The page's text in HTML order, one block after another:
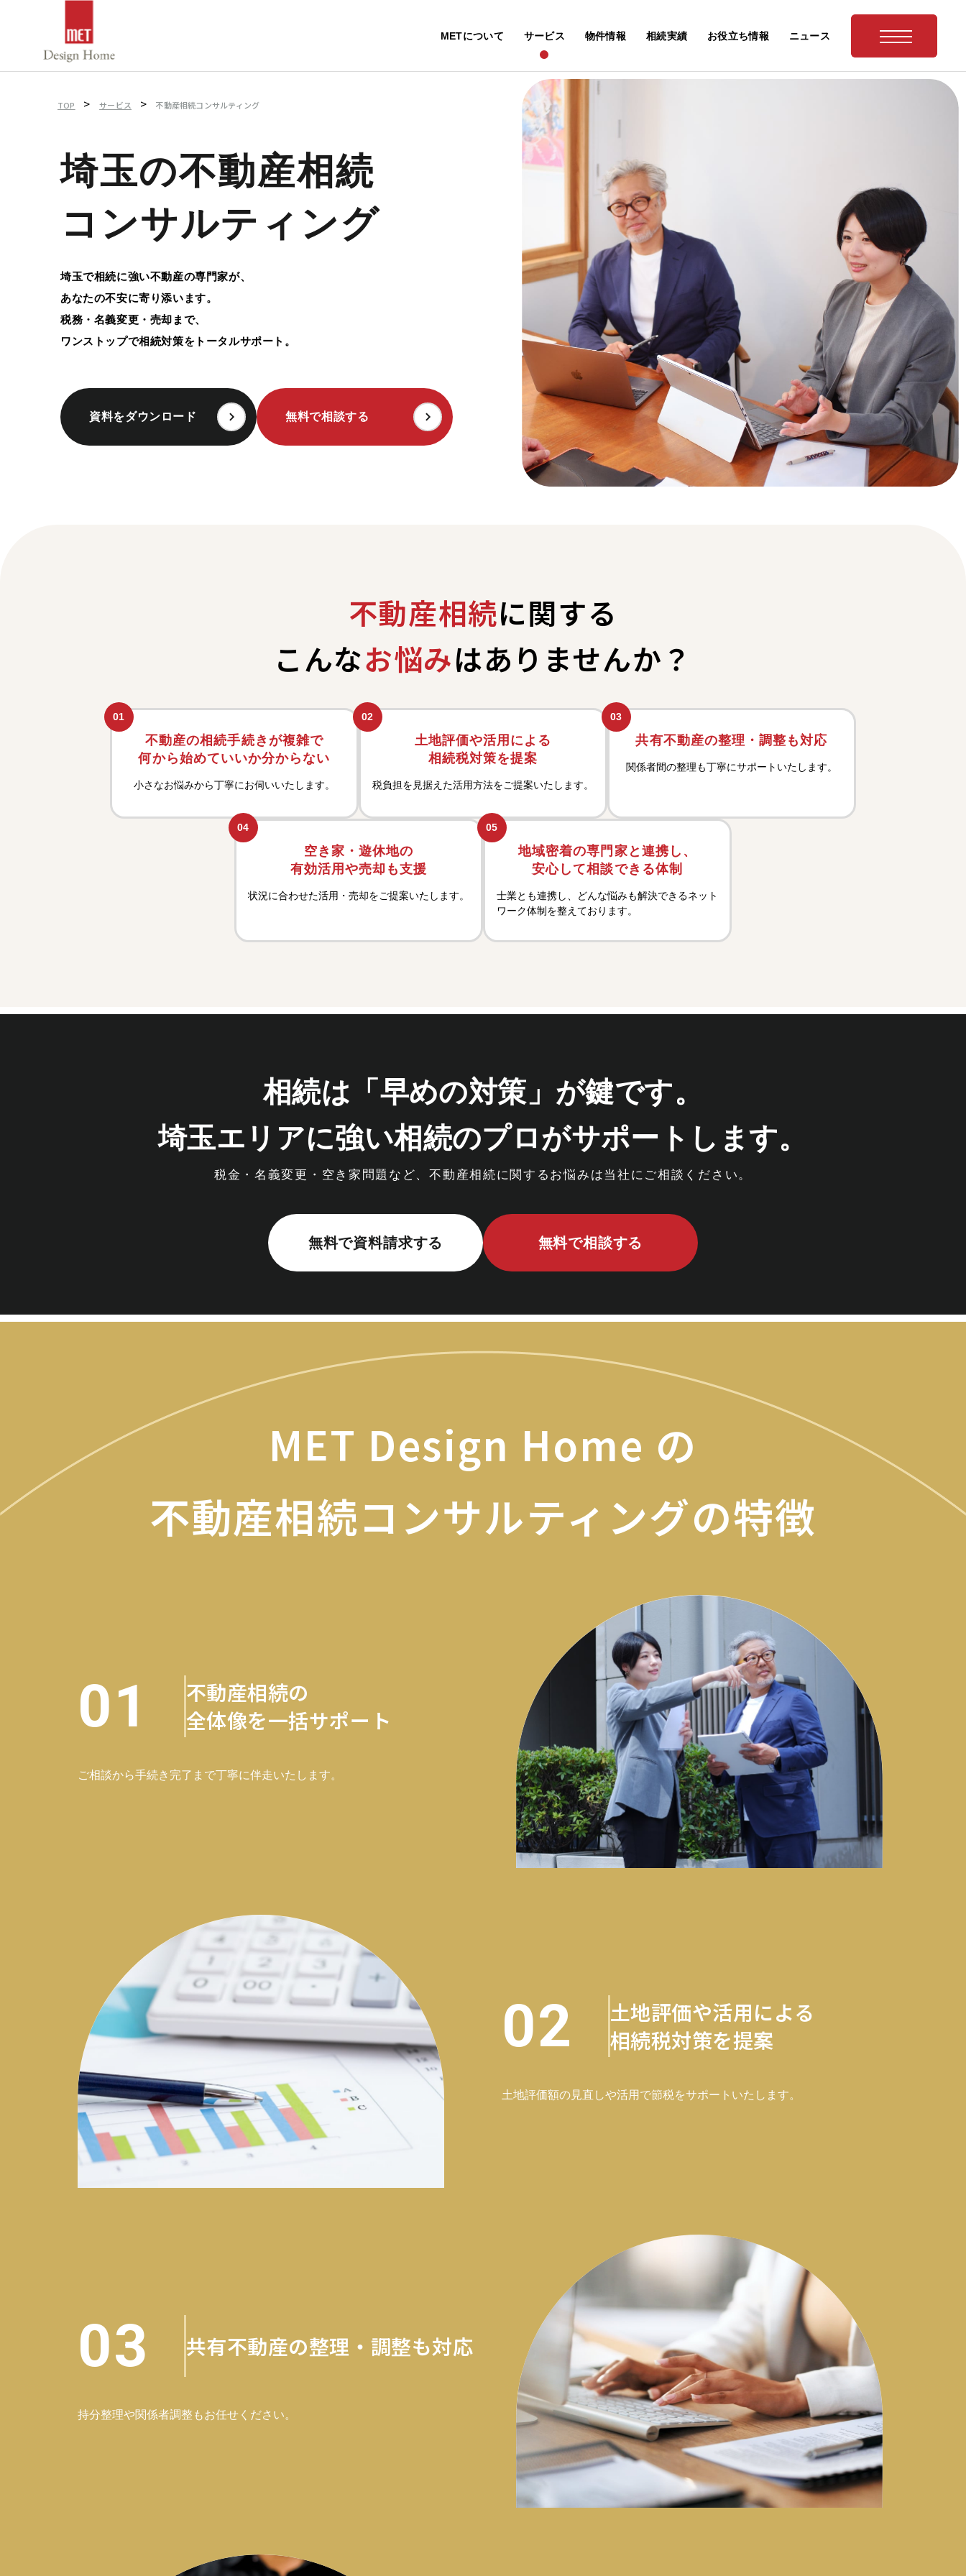
METについて サービス 物件情報 相続実績 お役立ち情報 ニュース
TOP > サービス > 不動産相続コンサルティング
埼玉の不動産相続
コンサルティング
埼玉で相続に強い不動産の専門家が、
あなたの不安に寄り添います。
税務・名義変更・売却まで、
ワンストップで相続対策をトータルサポート。
資料をダウンロード 無料で相談する
不動産相続に関する
こんなお悩みはありませんか？
01
不動産の相続手続きが複雑で
何から始めていいか分からない
小さなお悩みから丁寧にお伺いいたします。
02
土地評価や活用による
相続税対策を提案
税負担を見据えた活用方法をご提案いたします。
03
共有不動産の整理・調整も対応
関係者間の整理も丁寧にサポートいたします。
04
空き家・遊休地の
有効活用や売却も支援
状況に合わせた活用・売却をご提案いたします。
05
地域密着の専門家と連携し、
安心して相談できる体制
士業とも連携し、どんな悩みも解決できるネット
ワーク体制を整えております。
相続は「早めの対策」が鍵です。
埼玉エリアに強い相続のプロがサポートします。
税金・名義変更・空き家問題など、不動産相続に関するお悩みは当社にご相談ください。
無料で資料請求する 無料で相談する
MET Design Home の
不動産相続コンサルティングの特徴
01
不動産相続の
全体像を一括サポート
ご相談から手続き完了まで丁寧に伴走いたします。
02
土地評価や活用による
相続税対策を提案
土地評価額の見直しや活用で節税をサポートいたします。
03 共有不動産の整理・調整も対応
持分整理や関係者調整もお任せください。